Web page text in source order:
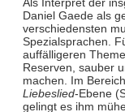
Daniel Gaede als
verschiedensten
Spezialsprachen.
auffälligeren
Reserven, sauber
machen. Im
Liebeslied-Ebene
gelingt es ihm